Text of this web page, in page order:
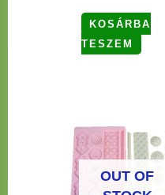
KOSÁRBA
TESZEM
OUT OF